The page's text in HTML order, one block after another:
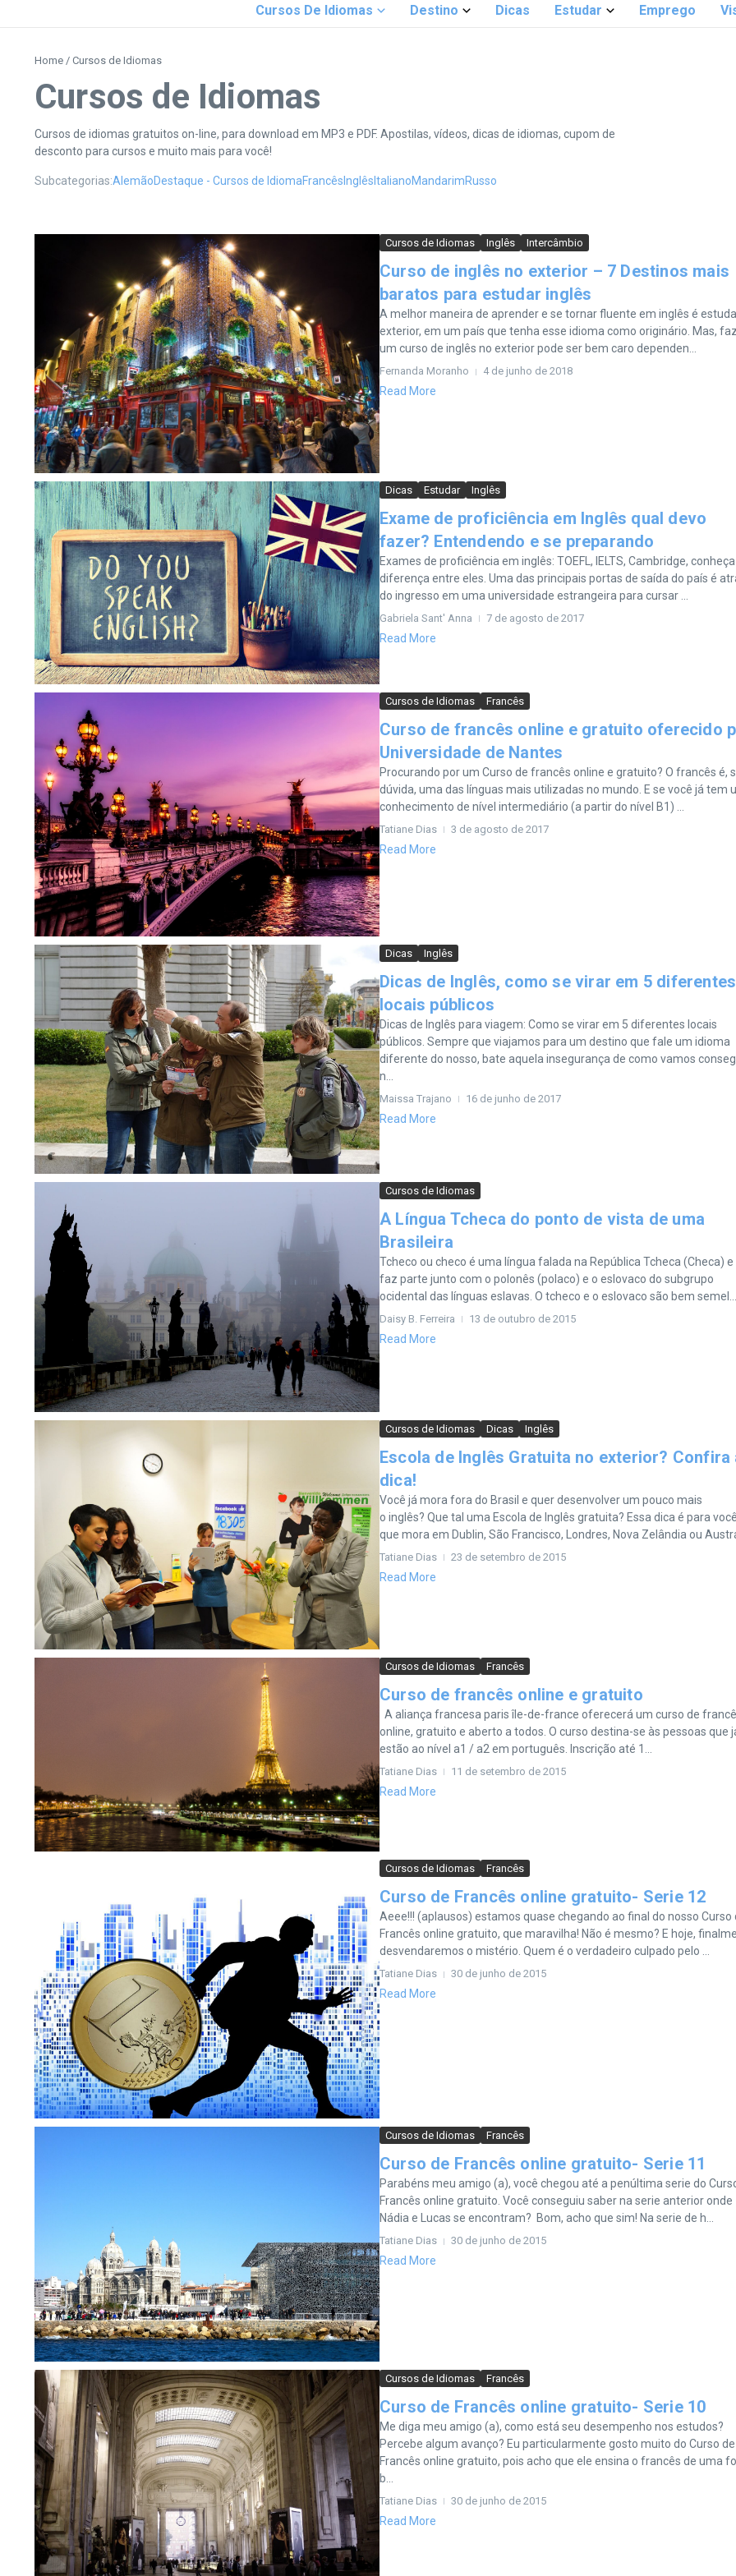
Cursos De Idiomas Destino Dicas Estudar Emprego
Home / Cursos de Idiomas
Cursos de Idiomas
Cursos de idiomas gratuitos on-line, para download em MP3 e PDF. Apostilas, vídeos, dicas de idiomas, cupom de
desconto para cursos e muito mais para você!
Subcategorias:AlemãoDestaque - Cursos de IdiomaFrancês Inglês ItalianoMandarimRusso
Cursos de Idiomas Inglês Intercâmbio
Curso de inglês no exterior – 7 Destinos mais
baratos para estudar inglês
A melhor maneira de aprender e se tornar fluente em inglês é
exterior, em um país que tenha esse idioma como originário. Mas,
um curso de inglês no exterior pode ser bem caro dependen...
Fernanda Moranho 4 de junho de 2018
Read More
Dicas Estudar Inglês
Exame de proficiência em Inglês qual devo
fazer? Entendendo e se preparando
Exames de proficiência em inglês: TOEFL, IELTS, Cambridge,
diferença entre eles. Uma das principais portas de saída do país é
do ingresso em uma universidade estrangeira para cursar ...
Gabriela Sant' Anna 7 de agosto de 2017
Read More
Cursos de Idiomas Francês
Curso de francês online e gratuito oferecido
Universidade de Nantes
Procurando por um Curso de francês online e gratuito? O francês é,
dúvida, uma das línguas mais utilizadas no mundo. E se você já tem
conhecimento de nível intermediário (a partir do nível B1) ...
Tatiane Dias 3 de agosto de 2017
Read More
Dicas Inglês
Dicas de Inglês, como se virar em 5 diferentes
locais públicos
Dicas de Inglês para viagem: Como se virar em 5 diferentes locais
públicos. Sempre que viajamos para um destino que fale um idioma
diferente do nosso, bate aquela insegurança de como vamos
n...
Maissa Trajano 16 de junho de 2017
Read More
Cursos de Idiomas
A Língua Tcheca do ponto de vista de uma
Brasileira
Tcheco ou checo é uma língua falada na República Tcheca (Checa) e
faz parte junto com o polonês (polaco) e o eslovaco do subgrupo
ocidental das línguas eslavas. O tcheco e o eslovaco são bem semel...
Daisy B. Ferreira 13 de outubro de 2015
Read More
Cursos de Idiomas Dicas Inglês
Escola de Inglês Gratuita no exterior? Confira
dica!
Você já mora fora do Brasil e quer desenvolver um pouco mais
o inglês? Que tal uma Escola de Inglês gratuita? Essa dica é para você
que mora em Dublin, São Francisco, Londres, Nova Zelândia ou
Tatiane Dias 23 de setembro de 2015
Read More
Cursos de Idiomas Francês
Curso de francês online e gratuito
A aliança francesa paris île-de-france oferecerá um curso de
online, gratuito e aberto a todos. O curso destina-se às pessoas que
estão ao nível a1 / a2 em português. Inscrição até 1...
Tatiane Dias 11 de setembro de 2015
Read More
Cursos de Idiomas Francês
Curso de Francês online gratuito- Serie 12
Aeee!!! (aplausos) estamos quase chegando ao final do nosso Curso
Francês online gratuito, que maravilha! Não é mesmo? E hoje,
desvendaremos o mistério. Quem é o verdadeiro culpado pelo ...
Tatiane Dias 30 de junho de 2015
Read More
Cursos de Idiomas Francês
Curso de Francês online gratuito- Serie 11
Parabéns meu amigo (a), você chegou até a penúltima serie do
Francês online gratuito. Você conseguiu saber na serie anterior onde
Nádia e Lucas se encontram? Bom, acho que sim! Na serie de h...
Tatiane Dias 30 de junho de 2015
Read More
Cursos de Idiomas Francês
Curso de Francês online gratuito- Serie 10
Me diga meu amigo (a), como está seu desempenho nos estudos?
Percebe algum avanço? Eu particularmente gosto muito do Curso de
Francês online gratuito, pois acho que ele ensina o francês de uma
b...
Tatiane Dias 30 de junho de 2015
Read More